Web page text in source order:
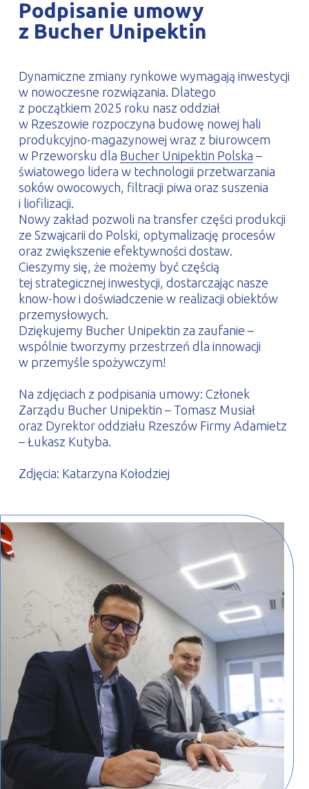
PROFILAR – profile zimnogięte
DE
Podpisanie umowy
z Bucher Unipektin
Dynamiczne zmiany rynkowe wymagają inwestycji
w nowoczesne rozwiązania. Dlatego
z początkiem 2025 roku nasz oddział
w Rzeszowie rozpoczyna budowę nowej hali
produkcyjno-magazynowej wraz z biurowcem
w Przeworsku dla Bucher Unipektin Polska –
światowego lidera w technologii przetwarzania
soków owocowych, filtracji piwa oraz suszenia
i liofilizacji.
Nowy zakład pozwoli na transfer części produkcji
ze Szwajcarii do Polski, optymalizację procesów
oraz zwiększenie efektywności dostaw.
Cieszymy się, że możemy być częścią
tej strategicznej inwestycji, dostarczając nasze
know-how i doświadczenie w realizacji obiektów
przemysłowych.
Dziękujemy Bucher Unipektin za zaufanie –
wspólnie tworzymy przestrzeń dla innowacji
w przemyśle spożywczym!
Na zdjęciach z podpisania umowy: Członek
Zarządu Bucher Unipektin – Tomasz Musiał
oraz Dyrektor oddziału Rzeszów Firmy Adamietz
– Łukasz Kutyba.
Zdjęcia: Katarzyna Kołodziej